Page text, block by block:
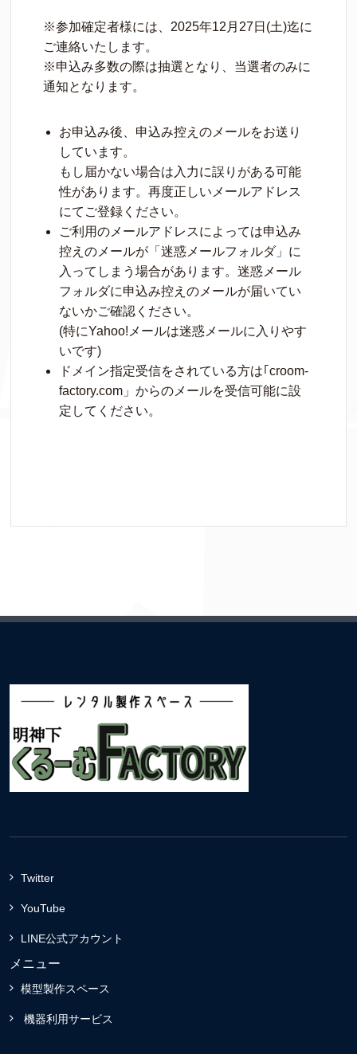
※参加確定者様には、2025年12月27日(土)迄に
ご連絡いたします。
※申込み多数の際は抽選となり、当選者のみに
通知となります。
お申込み後、申込み控えのメールをお送り
しています。
もし届かない場合は入力に誤りがある可能
性があります。再度正しいメールアドレス
にてご登録ください。
ご利用のメールアドレスによっては申込み
控えのメールが「迷惑メールフォルダ」に
入ってしまう場合があります。迷惑メール
フォルダに申込み控えのメールが届いてい
ないかご確認ください。
(特にYahoo!メールは迷惑メールに入りやす
いです)
ドメイン指定受信をされている方は｢croom-
factory.com」からのメールを受信可能に設
定してください。
Twitter
YouTube
LINE公式アカウント
メニュー
模型製作スペース
機器利用サービス